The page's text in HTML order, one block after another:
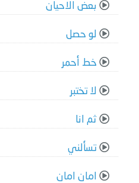
بعض الاحيان
لو حصل
خط أحمر
لا تختبر
ثم انا
تسألني
امان امان